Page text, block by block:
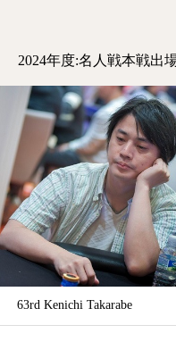
2024年度:名人戦本戦出
63rd Kenichi Takarabe